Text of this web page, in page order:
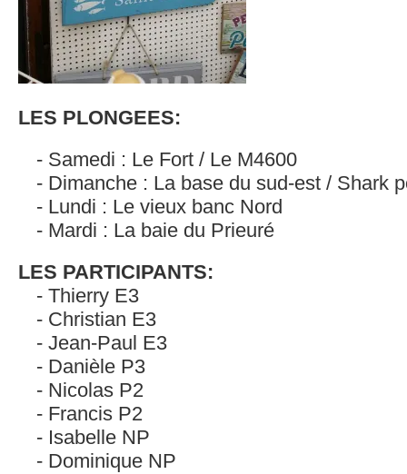
LES PLONGEES:
Samedi : Le Fort / Le M4600
Dimanche : La base du sud-est / Shark
Lundi : Le vieux banc Nord
Mardi : La baie du Prieuré
LES PARTICIPANTS:
Thierry E3
Christian E3
Jean-Paul E3
Danièle P3
Nicolas P2
Francis P2
Isabelle NP
Dominique NP